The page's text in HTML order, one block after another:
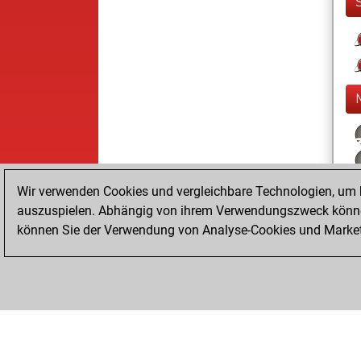
Wir verwenden Cookies und vergleichbare Technologien,
auszuspielen. Abhängig von ihrem Verwendungszweck
können Sie der Verwendung von Analyse-Cookies und